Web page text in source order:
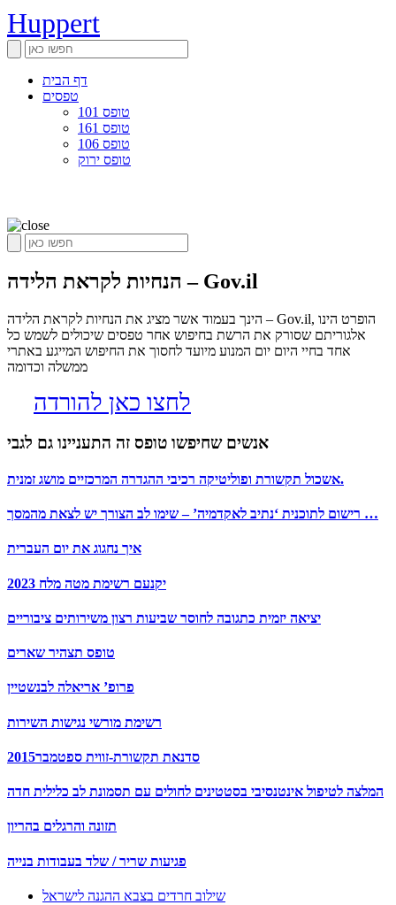
Huppert
דף הבית
טפסים
טופס 101
טופס 161
טופס 106
טופס ירוק
הנחיות לקראת הלידה – Gov.il
הינך בעמוד אשר מציג את הנחיות לקראת הלידה – Gov.il, הופרט הינו
אלגוריתם שסורק את הרשת בחיפוש אחר טפסים שיכולים לשמש כל
אחד בחיי היום יום המנוע מיועד לחסוך את החיפוש המייגע באתרי
ממשלה וכדומה
לחצו כאן להורדה
אנשים שחיפשו טופס זה התעניינו גם לגבי
אשכול תקשורת ופוליטיקה רכיבי ההגדרה המרכזיים מושג זמנית.
רישום לתוכנית ‘נתיב לאקדמיה’ – שימו לב הצורך יש לצאת מהמסך …
איך נחגוג את יום העברית
יקנעם רשימת מטה מלח 2023
יציאה יזמית כתגובה לחוסר שביעות רצון משירותים ציבוריים
טופס תצהיר שארים
פרופ’ אריאלה לבנשטיין
רשימת מורשי נגישות השירות
סדנאת תקשורת-זווית ספטמבר2015
המלצה לטיפול אינטנסיבי בסטטינים לחולים עם תסמונת לב כלילית חדה
תזונה והרגלים בהריון
פגיעות שריר / שלד בעבודות בנייה
שילוב חרדים בצבא ההגנה לישראל